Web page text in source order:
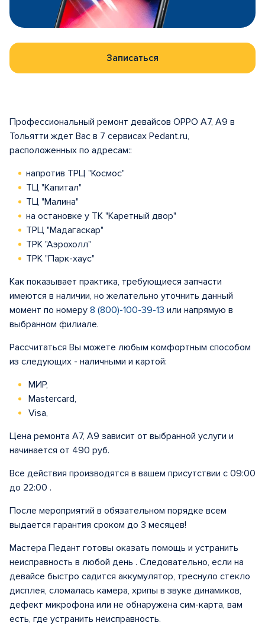
Записаться
Профессиональный ремонт девайсов OPPO A7, A9 в
Тольятти ждет Вас в 7 сервисах Pedant.ru,
расположенных по адресам::
напротив ТРЦ "Космос"
ТЦ "Капитал"
ТЦ "Малина"
на остановке у ТК "Каретный двор"
ТРЦ "Мадагаскар"
ТРК "Аэрохолл"
ТРК "Парк-хаус"
Как показывает практика, требующиеся запчасти
имеются в наличии, но желательно уточнить данный
момент по номеру 8 (800)-100-39-13 или напрямую в
выбранном филиале.
Рассчитаться Вы можете любым комфортным способом
из следующих - наличными и картой:
МИР,
Mastercard,
Visa,
Цена ремонта A7, A9 зависит от выбранной услуги и
начинается от 490 руб.
Все действия производятся в вашем присутствии с 09:00
до 22:00 .
После мероприятий в обязательном порядке всем
выдается гарантия сроком до 3 месяцев!
Мастера Педант готовы оказать помощь и устранить
неисправность в любой день . Следовательно, если на
девайсе быстро садится аккумулятор, треснуло стекло
дисплея, сломалась камера, хрипы в звуке динамиков,
дефект микрофона или не обнаружена сим-карта, вам
есть, где устранить неисправность.